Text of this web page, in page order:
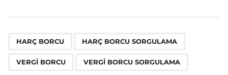
HARÇ BORCU HARÇ BORCU SORGULAMA
VERGI BORCU VERGI BORCU SORGULAMA